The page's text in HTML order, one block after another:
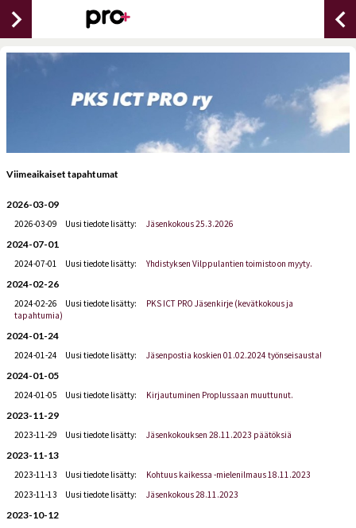
chevron_right chevron_left
Viimeaikaiset tapahtumat
2026-03-09
2026-03-09 Uusi tiedote lisätty: Jäsenkokous 25.3.2026
2024-07-01
2024-07-01 Uusi tiedote lisätty: Yhdistyksen Vilppulantien toimisto on myyty.
2024-02-26
2024-02-26 Uusi tiedote lisätty:
PKS ICT PRO Jäsenkirje (kevätkokous ja
tapahtumia)
2024-01-24
2024-01-24 Uusi tiedote lisätty: Jäsenpostia koskien 01.02.2024 työnseisausta!
2024-01-05
2024-01-05 Uusi tiedote lisätty: Kirjautuminen Proplussaan muuttunut.
2023-11-29
2023-11-29 Uusi tiedote lisätty: Jäsenkokouksen 28.11.2023 päätöksiä
2023-11-13
2023-11-13 Uusi tiedote lisätty:
Kohtuus kaikessa -mielenilmaus 18.11.2023
2023-11-13
Uusi tiedote lisätty: Jäsenkokous 28.11.2023
2023-10-12